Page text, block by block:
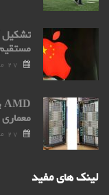
تشکیل
۲۷ مهر ۱۴۰۴
۲۷ مهر ۱۴۰۴
لینک های مفید